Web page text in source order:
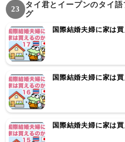
23
タイ君とイープンのタイ語
グ
国際結婚夫婦に家は
国際結婚夫婦に家は
国際結婚夫婦に家は